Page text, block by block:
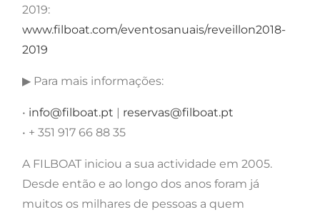
2019:
www.filboat.com/eventosanuais/reveillon2018-
2019
▶ Para mais informações:
• info@filboat.pt
reservas@filboat.pt
• + 351 917 66 88 35
A FILBOAT iniciou a sua actividade em 2005.
Desde então e ao longo dos anos foram já
muitos os milhares de pessoas a quem